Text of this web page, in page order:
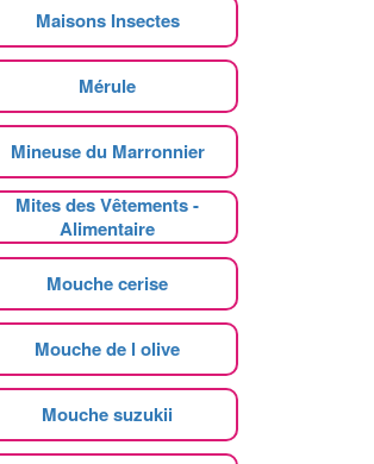
Maisons Insectes
Mérule
Mineuse du Marronnier
Mites des Vêtements -
Alimentaire
Mouche cerise
Mouche de l olive
Mouche suzukii